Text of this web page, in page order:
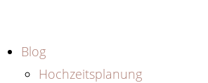
springenBlog
Hochzeitsplanung